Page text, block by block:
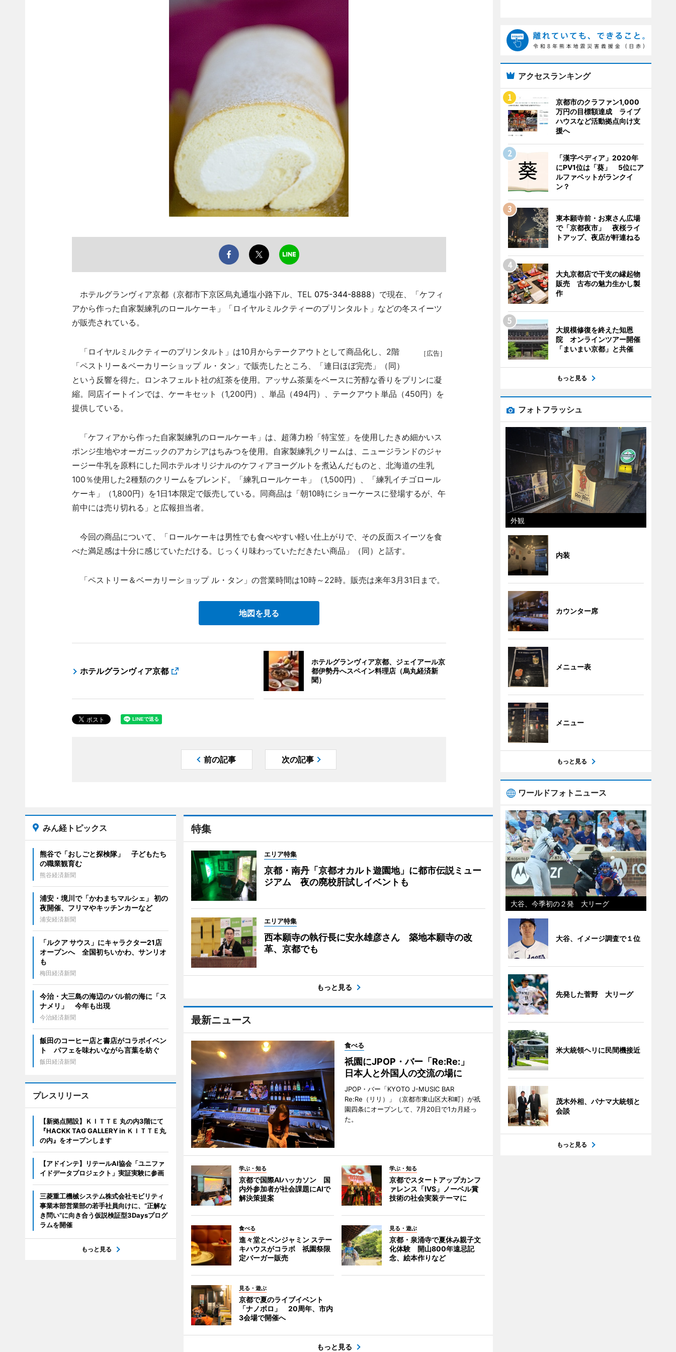
ホテルグランヴィア京都（京都市下京区烏丸通塩小路下ル、TEL 075-344-8888）で現在、「ケフィ
アから作った自家製練乳のロールケーキ」「ロイヤルミルクティーのプリンタルト」などの冬スイーツ
が販売されている。
［広告］
「ロイヤルミルクティーのプリンタルト」は10月からテークアウトとして商品化し、2階
「ペストリー＆ベーカリーショップ ル・タン」で販売したところ、「連日ほぼ完売」（同）
という反響を得た。ロンネフェルト社の紅茶を使用。アッサム茶葉をベースに芳醇な香りをプリンに凝
縮。同店イートインでは、ケーキセット（1,200円）、単品（494円）、テークアウト単品（450円）を
提供している。
「ケフィアから作った自家製練乳のロールケーキ」は、超薄力粉「特宝笠」を使用したきめ細かいス
ポンジ生地やオーガニックのアカシアはちみつを使用。自家製練乳クリームは、ニュージランドのジャ
ージー牛乳を原料にした同ホテルオリジナルのケフィアヨーグルトを煮込んだものと、北海道の生乳
100％使用した2種類のクリームをブレンド。「練乳ロールケーキ」（1,500円）、「練乳イチゴロール
ケーキ」（1,800円）を1日1本限定で販売している。同商品は「朝10時にショーケースに登場するが、午
前中には売り切れる」と広報担当者。
今回の商品について、「ロールケーキは男性でも食べやすい軽い仕上がりで、その反面スイーツを食
べた満足感は十分に感じていただける。じっくり味わっていただきたい商品」（同）と話す。
「ペストリー＆ベーカリーショップ ル・タン」の営業時間は10時～22時。販売は来年3月31日まで。
地図を見る
ホテルグランヴィア京都
ホテルグランヴィア京都、ジェイアール京
都伊勢丹へスペイン料理店（烏丸経済新
聞）
前の記事 次の記事
特集
エリア特集
京都・南丹「京都オカルト遊園地」に都市伝説ミュー
ジアム 夜の廃校肝試しイベントも
エリア特集
西本願寺の執行長に安永雄彦さん 築地本願寺の改
革、京都でも
もっと見る
最新ニュース
食べる
祇園にJPOP・バー「Re:Re:」
日本人と外国人の交流の場に
JPOP・バー「KYOTO J-MUSIC BAR
Re:Re（リリ）」（京都市東山区大和町）が祇
園四条にオープンして、7月20日で1カ月経っ
た。
学ぶ・知る
京都で国際AIハッカソン 国
内外参加者が社会課題にAIで
解決策提案
学ぶ・知る
京都でスタートアップカンフ
ァレンス「IVS」ノーベル賞
技術の社会実装テーマに
食べる
進々堂とベンジャミン ステー
キハウスがコラボ 祇園祭限
定バーガー販売
見る・遊ぶ
京都・泉涌寺で夏休み親子文
化体験 開山800年遠忌記
念、絵本作りなど
見る・遊ぶ
京都で夏のライブイベント
「ナノボロ」 20周年、市内
3会場で開催へ
もっと見る
みん経トピックス
熊谷で「おしごと探検隊」 子どもたち
の職業観育む
熊谷経済新聞
浦安・境川で「かわまちマルシェ」 初の
夜開催、フリマやキッチンカーなど
浦安経済新聞
「ルクア サウス」にキャラクター21店
オープンへ 全国初ちいかわ、サンリオ
も
梅田経済新聞
今治・大三島の海辺のバル前の海に「ス
ナメリ」 今年も出現
今治経済新聞
飯田のコーヒー店と書店がコラボイベン
ト パフェを味わいながら言葉を紡ぐ
飯田経済新聞
プレスリリース
【新拠点開設】ＫＩＴＴＥ 丸の内3階にて
『HACKK TAG GALLERY in ＫＩＴＴＥ丸
の内』をオープンします
【アドインテ】リテールAI協会「ユニファ
イドデータプロジェクト」実証実験に参画
三菱重工機械システム株式会社モビリティ
事業本部営業部の若手社員向けに、“正解な
き問い”に向き合う仮説検証型3Daysプログ
ラムを開催
もっと見る
アクセスランキング
京都市のクラファン1,000
万円の目標額達成 ライブ
ハウスなど活動拠点向け支
援へ
「漢字ペディア」2020年
にPV1位は「葵」 5位にア
ルファベットがランクイ
ン？
東本願寺前・お東さん広場
で「京都夜市」 夜桜ライ
トアップ、夜店が軒連ねる
大丸京都店で干支の縁起物
販売 古布の魅力生かし製
作
大規模修復を終えた知恩
院 オンラインツアー開催
「まいまい京都」と共催
もっと見る
フォトフラッシュ
外観
内装
カウンター席
メニュー表
メニュー
もっと見る
ワールドフォトニュース
大谷、今季初の２発 大リーグ
大谷、イメージ調査で１位
先発した菅野 大リーグ
米大統領ヘリに民間機接近
茂木外相、パナマ大統領と
会談
もっと見る